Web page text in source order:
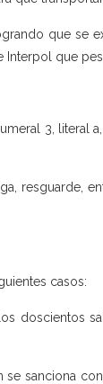
que se
que
3, literal
resguarde,
casos:
doscientos
sanciona